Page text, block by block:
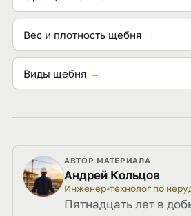
Вес и плотность щебня →
Виды щебня →
АВТОР МАТЕРИАЛА
Андрей Кольцов
Инженер-технолог по
Пятнадцать лет в